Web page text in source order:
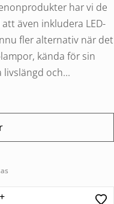
har vi de
även inkludera LED-
fler alternativ när det
kända för sin
och...